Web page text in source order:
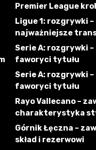
Premier League
Ligue 1: rozgrywki
najważniejsze
Serie A: rozgrywki
faworyci tytułu
Serie A: rozgrywki
faworyci tytułu
Rayo Vallecano –
charakterystyka
Górnik Łęczna –
skład i rezerwowi